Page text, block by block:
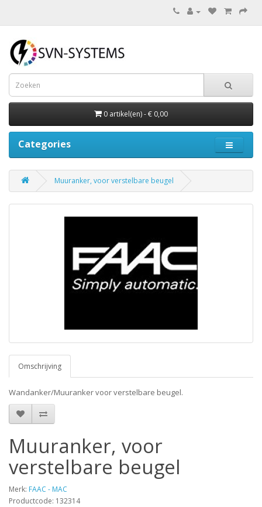
0 artikel(en) - € 0,00
Categories
Muuranker, voor verstelbare beugel
Omschrijving
Wandanker/Muuranker voor verstelbare beugel.
Muuranker, voor
verstelbare beugel
Merk: FAAC - MAC
Productcode: 132314